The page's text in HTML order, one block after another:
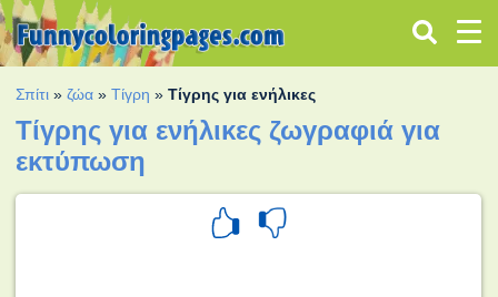
Σπίτι »ζώα »Τίγρη »Τίγρης για ενήλικες
Τίγρης για ενήλικες ζωγραφιά για
εκτύπωση